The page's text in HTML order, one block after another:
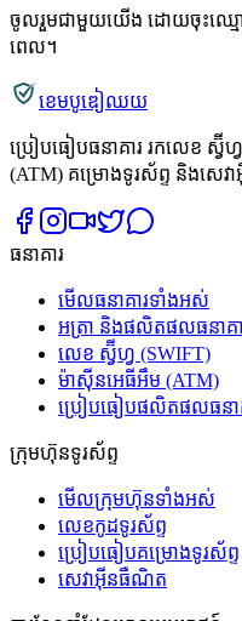
ចូលរួមជាមួយយើង ដោយចុះឈ្មោះ
ពេល។
ខេមបូឌៀឈយ
ប្រៀបធៀបធនាគារ រកលេខ ស្វ៊ី
(ATM) គម្រោងទូរស័ព្ទ និងសេ
ធនាគារ
មើលធនាគារទាំងអស់
អត្រា និងផលិតផលធនាគា
លេខ ស្វ៊ីហ្វ (SWIFT)
ម៉ាស៊ីនអេធីអឹម (ATM)
ប្រៀបធៀបផលិតផលធនា
ក្រុមហ៊ុនទូរស័ព្ទ
មើលក្រុមហ៊ុនទាំងអស់
លេខកូដទូរស័ព្ទ
ប្រៀបធៀបគម្រោងទូរស័ព្ទ
សេវាអ៊ីនធឺណិត